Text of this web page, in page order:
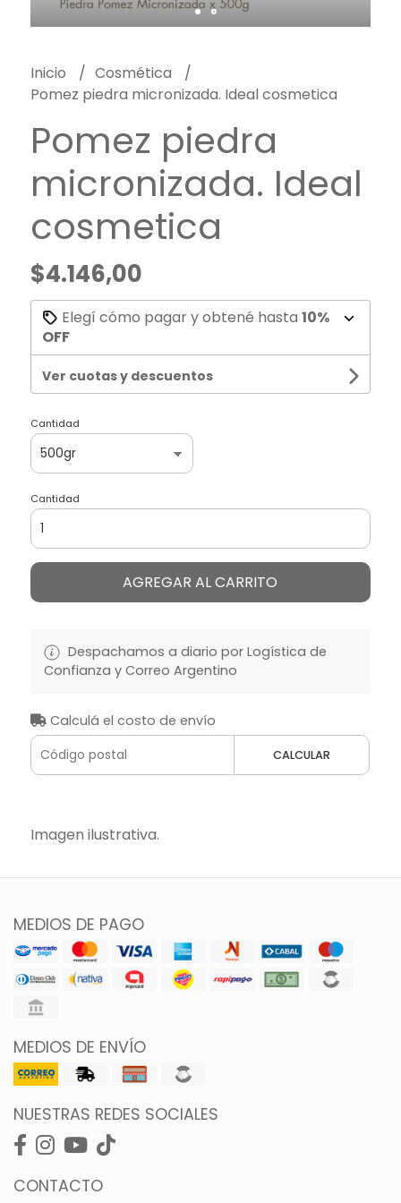
Inicio
Cosmética
Pomez piedra micronizada. Ideal cosmetica
Pomez piedra
micronizada. Ideal
cosmetica
$4.146,00
Elegí cómo pagar y obtené hasta 10%
OFF
Ver cuotas y descuentos
Cantidad
Cantidad
AGREGAR AL CARRITO
Despachamos a diario por Logística de
Confianza y Correo Argentino
Calculá el costo de envío
CALCULAR
Imagen ilustrativa.
MEDIOS DE PAGO
MEDIOS DE ENVÍO
NUESTRAS REDES SOCIALES
CONTACTO